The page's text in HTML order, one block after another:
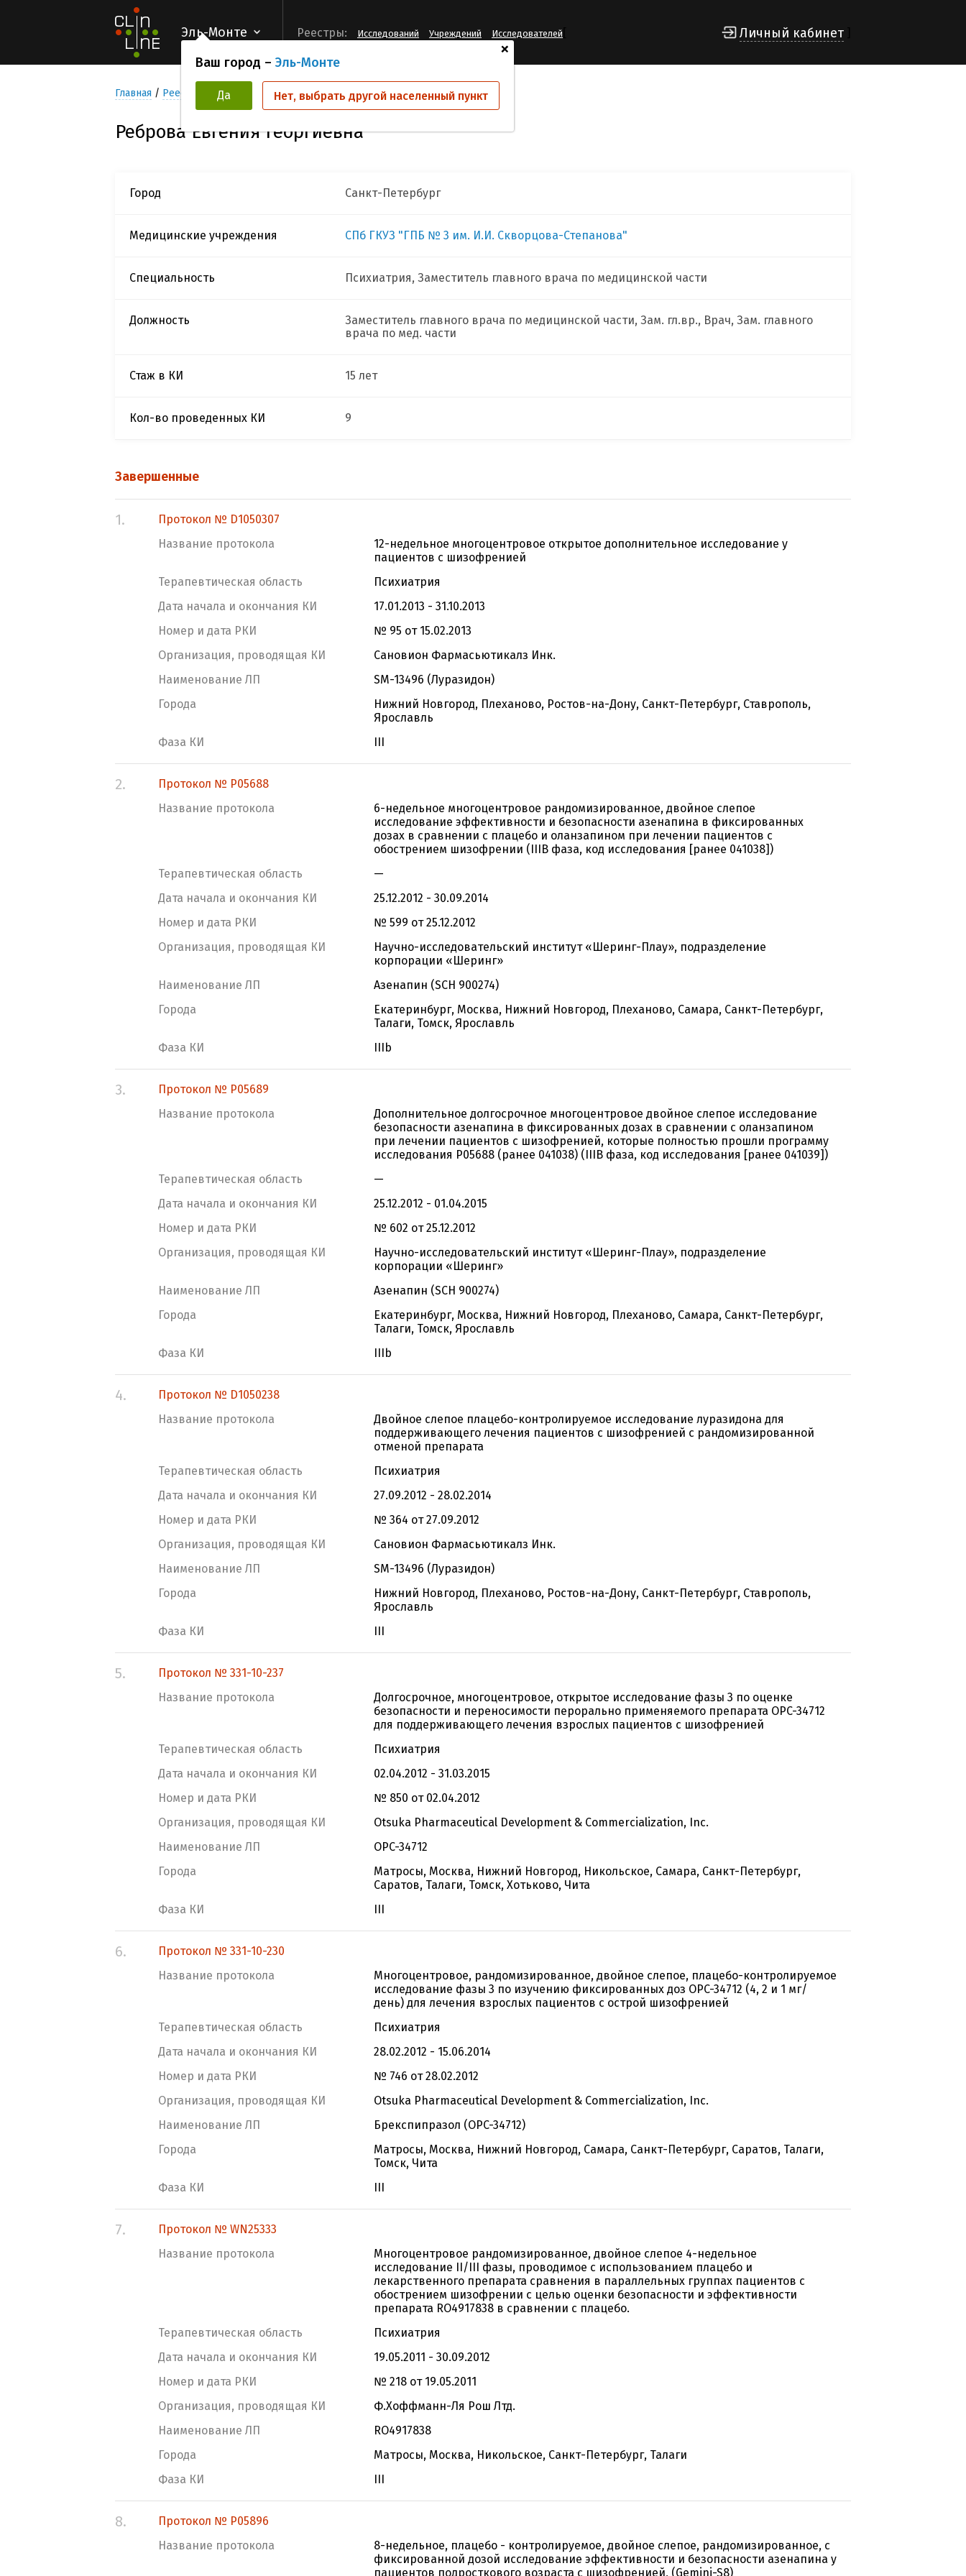
Эль-Монте
+
Ваш город – Эль-Монте
Да Нет, выбрать другой населенный пункт
Реестры: Исследований Учреждений Исследователей Личный кабинет
Главная Реестр Исследователей Реброва Евгения Георгиевна
Реброва Евгения Георгиевна
Город Санкт-Петербург
Медицинские учреждения СПб ГКУЗ "ГПБ № 3 им. И.И. Скворцова-Степанова"
Специальность Психиатрия, Заместитель главного врача по медицинской части
Должность
Заместитель главного врача по медицинской части, Зам. гл.вр., Врач, Зам. главного
врача по мед. части
Стаж в КИ 15 лет
Кол-во проведенных КИ 9
Завершенные
1.
Протокол № D1050307
Название протокола
12-недельное многоцентровое открытое дополнительное исследование у
пациентов с шизофренией
Терапевтическая область
Психиатрия
Дата начала и окончания КИ
17.01.2013 - 31.10.2013
Номер и дата РКИ
№ 95 от 15.02.2013
Организация, проводящая КИ
Сановион Фармасьютикалз Инк.
Наименование ЛП
SM-13496 (Луразидон)
Города
Нижний Новгород, Плеханово, Ростов-на-Дону, Санкт-Петербург, Ставрополь,
Ярославль
Фаза КИ
III
2.
Протокол № P05688
Название протокола
6-недельное многоцентровое рандомизированное, двойное слепое
исследование эффективности и безопасности азенапина в фиксированных
дозах в сравнении с плацебо и оланзапином при лечении пациентов с
обострением шизофрении (IIIB фаза, код исследования [ранее 041038])
Терапевтическая область
—
Дата начала и окончания КИ
25.12.2012 - 30.09.2014
Номер и дата РКИ
№ 599 от 25.12.2012
Организация, проводящая КИ
Научно-исследовательский институт «Шеринг-Плау», подразделение
корпорации «Шеринг»
Наименование ЛП
Азенапин (SCH 900274)
Города
Екатеринбург, Москва, Нижний Новгород, Плеханово, Самара, Санкт-Петербург,
Талаги, Томск, Ярославль
Фаза КИ
IIIb
3.
Протокол № P05689
Название протокола
Дополнительное долгосрочное многоцентровое двойное слепое исследование
безопасности азенапина в фиксированных дозах в сравнении с оланзапином
при лечении пациентов с шизофренией, которые полностью прошли программу
исследования P05688 (ранее 041038) (IIIB фаза, код исследования [ранее 041039])
Терапевтическая область
—
Дата начала и окончания КИ
25.12.2012 - 01.04.2015
Номер и дата РКИ
№ 602 от 25.12.2012
Организация, проводящая КИ
Научно-исследовательский институт «Шеринг-Плау», подразделение
корпорации «Шеринг»
Наименование ЛП
Азенапин (SCH 900274)
Города
Екатеринбург, Москва, Нижний Новгород, Плеханово, Самара, Санкт-Петербург,
Талаги, Томск, Ярославль
Фаза КИ
IIIb
4.
Протокол № D1050238
Название протокола
Двойное слепое плацебо-контролируемое исследование луразидона для
поддерживающего лечения пациентов с шизофренией с рандомизированной
отменой препарата
Терапевтическая область
Психиатрия
Дата начала и окончания КИ
27.09.2012 - 28.02.2014
Номер и дата РКИ
№ 364 от 27.09.2012
Организация, проводящая КИ
Сановион Фармасьютикалз Инк.
Наименование ЛП
SM-13496 (Луразидон)
Города
Нижний Новгород, Плеханово, Ростов-на-Дону, Санкт-Петербург, Ставрополь,
Ярославль
Фаза КИ
III
5.
Протокол № 331-10-237
Название протокола
Долгосрочное, многоцентровое, открытое исследование фазы 3 по оценке
безопасности и переносимости перорально применяемого препарата OPC-34712
для поддерживающего лечения взрослых пациентов с шизофренией
Терапевтическая область
Психиатрия
Дата начала и окончания КИ
02.04.2012 - 31.03.2015
Номер и дата РКИ
№ 850 от 02.04.2012
Организация, проводящая КИ
Otsuka Pharmaceutical Development & Commercialization, Inc.
Наименование ЛП
OPC-34712
Города
Матросы, Москва, Нижний Новгород, Никольское, Самара, Санкт-Петербург,
Саратов, Талаги, Томск, Хотьково, Чита
Фаза КИ
III
6.
Протокол № 331-10-230
Название протокола
Многоцентровое, рандомизированное, двойное слепое, плацебо-контролируемое
исследование фазы 3 по изучению фиксированных доз OPC-34712 (4, 2 и 1 мг/
день) для лечения взрослых пациентов с острой шизофренией
Терапевтическая область
Психиатрия
Дата начала и окончания КИ
28.02.2012 - 15.06.2014
Номер и дата РКИ
№ 746 от 28.02.2012
Организация, проводящая КИ
Otsuka Pharmaceutical Development & Commercialization, Inc.
Наименование ЛП
Брекспипразол (OPC-34712)
Города
Матросы, Москва, Нижний Новгород, Самара, Санкт-Петербург, Саратов, Талаги,
Томск, Чита
Фаза КИ
III
7.
Протокол № WN25333
Название протокола
Многоцентровое рандомизированное, двойное слепое 4-недельное
исследование II/III фазы, проводимое с использованием плацебо и
лекарственного препарата сравнения в параллельных группах пациентов с
обострением шизофрении с целью оценки безопасности и эффективности
препарата RO4917838 в сравнении с плацебо.
Терапевтическая область
Психиатрия
Дата начала и окончания КИ
19.05.2011 - 30.09.2012
Номер и дата РКИ
№ 218 от 19.05.2011
Организация, проводящая КИ
Ф.Хоффманн-Ля Рош Лтд.
Наименование ЛП
RO4917838
Города
Матросы, Москва, Никольское, Санкт-Петербург, Талаги
Фаза КИ
III
8.
Протокол № P05896
Название протокола
8-недельное, плацебо - контролируемое, двойное слепое, рандомизированное, с
фиксированной дозой исследование эффективности и безопасности азенапина у
пациентов подросткового возраста с шизофренией, (Gemini-S8)